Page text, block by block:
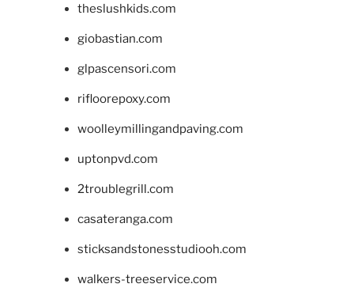
theslushkids.com
giobastian.com
glpascensori.com
rifloorepoxy.com
woolleymillingandpaving.com
uptonpvd.com
2troublegrill.com
casateranga.com
sticksandstonesstudiooh.com
walkers-treeservice.com